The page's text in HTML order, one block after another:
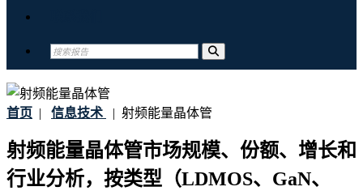
首页 | 信息技术 | 射频能量晶体管
射频能量晶体管市场规模、份额、增长和
行业分析，按类型（LDMOS、GaN、